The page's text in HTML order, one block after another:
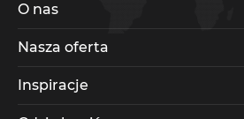
O nas
Nasza oferta
Inspiracje